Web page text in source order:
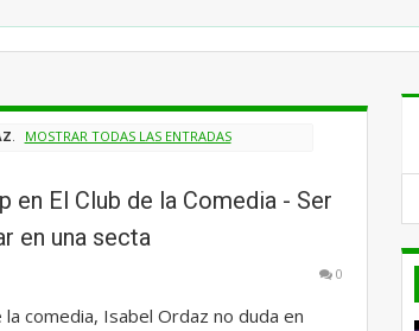
. MOSTRAR TODAS LAS ENTRADAS
en El Club de la Comedia - Ser
en una secta
0
la comedia, Isabel Ordaz no duda en